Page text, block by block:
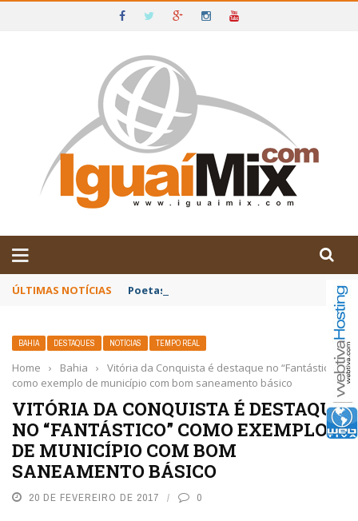
IGUAÍ E SUDOESTE DA BAHIA
ÚLTIMAS NOTÍCIAS Poetas baianos representam o Brasil no
BAHIA DESTAQUES NOTÍCIAS TEMPO REAL
Home › Bahia ›
Vitória da Conquista é destaque no “Fantástico”
como exemplo de município com bom saneamento básico
VITÓRIA DA CONQUISTA É DESTAQUE
NO “FANTÁSTICO” COMO EXEMPLO
DE MUNICÍPIO COM BOM
SANEAMENTO BÁSICO
20 DE FEVEREIRO DE 2017 0